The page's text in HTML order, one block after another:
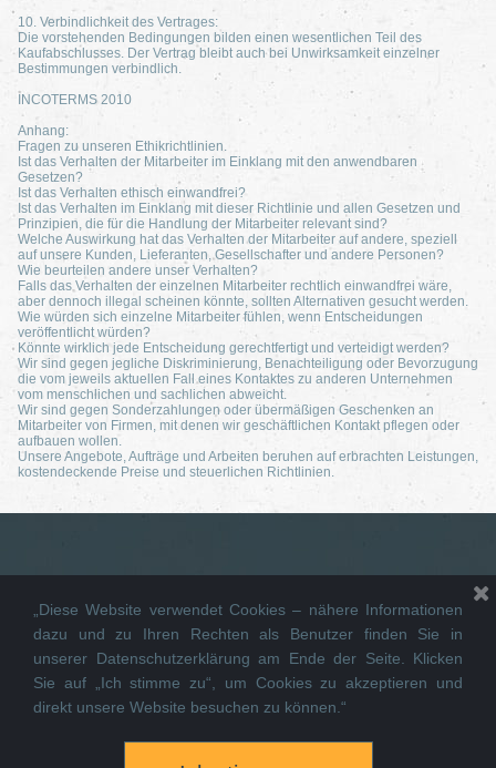
10. Verbindlichkeit des Vertrages:
Die vorstehenden Bedingungen bilden einen wesentlichen Teil des
Kaufabschlusses. Der Vertrag bleibt auch bei Unwirksamkeit einzelner
Bestimmungen verbindlich.
INCOTERMS 2010
Anhang:
Fragen zu unseren Ethikrichtlinien.
Ist das Verhalten der Mitarbeiter im Einklang mit den anwendbaren
Gesetzen?
Ist das Verhalten ethisch einwandfrei?
Ist das Verhalten im Einklang mit dieser Richtlinie und allen Gesetzen und
Prinzipien, die für die Handlung der Mitarbeiter relevant sind?
Welche Auswirkung hat das Verhalten der Mitarbeiter auf andere, speziell
auf unsere Kunden, Lieferanten, Gesellschafter und andere Personen?
Wie beurteilen andere unser Verhalten?
Falls das Verhalten der einzelnen Mitarbeiter rechtlich einwandfrei wäre,
aber dennoch illegal scheinen könnte, sollten Alternativen gesucht werden.
Wie würden sich einzelne Mitarbeiter fühlen, wenn Entscheidungen
veröffentlicht würden?
Könnte wirklich jede Entscheidung gerechtfertigt und verteidigt werden?
Wir sind gegen jegliche Diskriminierung, Benachteiligung oder Bevorzugung
die vom jeweils aktuellen Fall eines Kontaktes zu anderen Unternehmen
vom menschlichen und sachlichen abweicht.
Wir sind gegen Sonderzahlungen oder übermäßigen Geschenken an
Mitarbeiter von Firmen, mit denen wir geschäftlichen Kontakt pflegen oder
aufbauen wollen.
Unsere Angebote, Aufträge und Arbeiten beruhen auf erbrachten Leistungen,
kostendeckende Preise und steuerlichen Richtlinien.
WANDERER MASCHINEN GmbH -Impressum-Datenschutz
„Diese Website verwendet Cookies – nähere Informationen
dazu und zu Ihren Rechten als Benutzer finden Sie in
unserer Datenschutzerklärung am Ende der Seite. Klicken
Sie auf „Ich stimme zu“, um Cookies zu akzeptieren und
direkt unsere Website besuchen zu können.“